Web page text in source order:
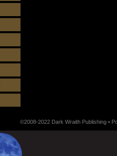
©2008-2022 Dark Wraith Publishing •